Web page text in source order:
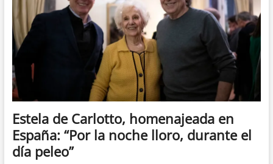
las
plazas
Estela de Carlotto, homenajeada en
España: “Por la noche lloro, durante el
día peleo”